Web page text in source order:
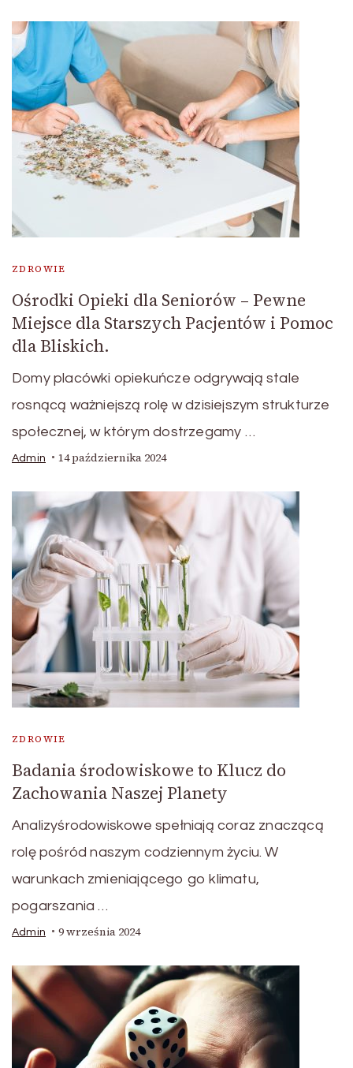
ZDROWIE
Ośrodki Opieki dla Seniorów – Pewne
Miejsce dla Starszych Pacjentów i Pomoc
dla Bliskich.
Domy placówki opiekuńcze odgrywają stale
rosnącą ważniejszą rolę w dzisiejszym strukturze
społecznej, w którym dostrzegamy …
Admin 14 października 2024
ZDROWIE
Badania środowiskowe to Klucz do
Zachowania Naszej Planety
Analizyśrodowiskowe spełniają coraz znaczącą
rolę pośród naszym codziennym życiu. W
warunkach zmieniającego go klimatu,
pogarszania …
Admin 9 września 2024